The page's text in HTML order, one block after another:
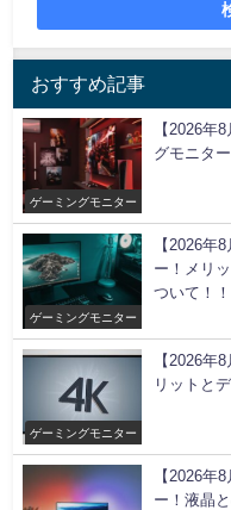
おすすめ記事
ゲーミングモニター
【2026年
グモニタ
ゲーミングモニター
【2026年
ー！メリ
ついて！！
ゲーミングモニター
【2026年
リットと
【2026年
ー！液晶